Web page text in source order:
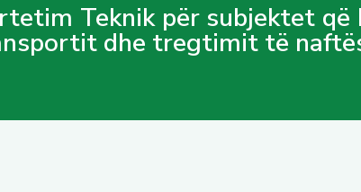
Teknik për subjektet
dhe tregtimit të